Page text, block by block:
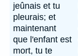
jeûnais et tu
pleurais; et
maintenant
que l'enfant est
mort, tu te